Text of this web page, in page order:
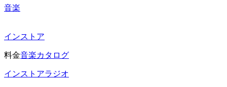
音楽
インストア
料金音楽カタログ
インストアラジオ